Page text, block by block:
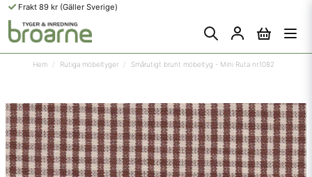
Frakt 89 kr (Gäller Sverige)
Hem Rutiga möbeltyger Smårutigt brunt möbeltyg - Mini Ruta nr.1082